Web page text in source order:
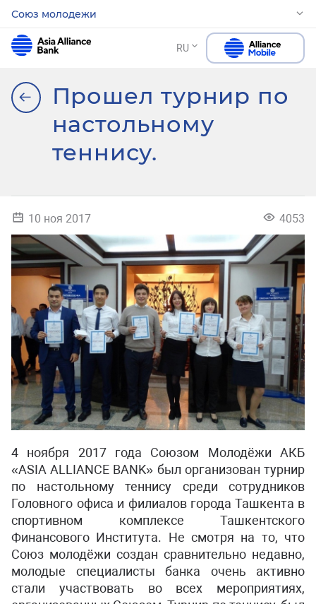
Союз молодежи
RU
Прошел турнир по
настольному
теннису.
10 ноя 2017 4053
4 ноября 2017 года Союзом Молодёжи АКБ
«ASIA ALLIANCE BANK» был организован турнир
по настольному теннису среди сотрудников
Головного офиса и филиалов города Ташкента в
спортивном комплексе Ташкентского
Финансового Института. Не смотря на то, что
Союз молодёжи создан сравнительно недавно,
молодые специалисты банка очень активно
стали участвовать во всех мероприятиях,